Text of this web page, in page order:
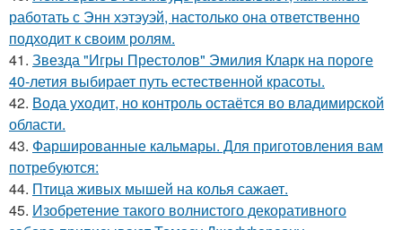
работать с Энн хэтэуэй, настолько она ответственно
подходит к своим ролям.
41. Звезда "Игры Престолов" Эмилия Кларк на пороге
40-летия выбирает путь естественной красоты.
42. Вода уходит, но контроль остаётся во владимирской
области.
43. Фаршированные кальмары. Для приготовления вам
потребуются:
44. Птица живых мышей на колья сажает.
45. Изобретение такого волнистого декоративного